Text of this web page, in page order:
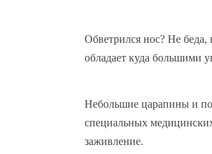
Обветрился нос? Не беда,
обладает куда
Небольшие царапины и
специальных
заживление.